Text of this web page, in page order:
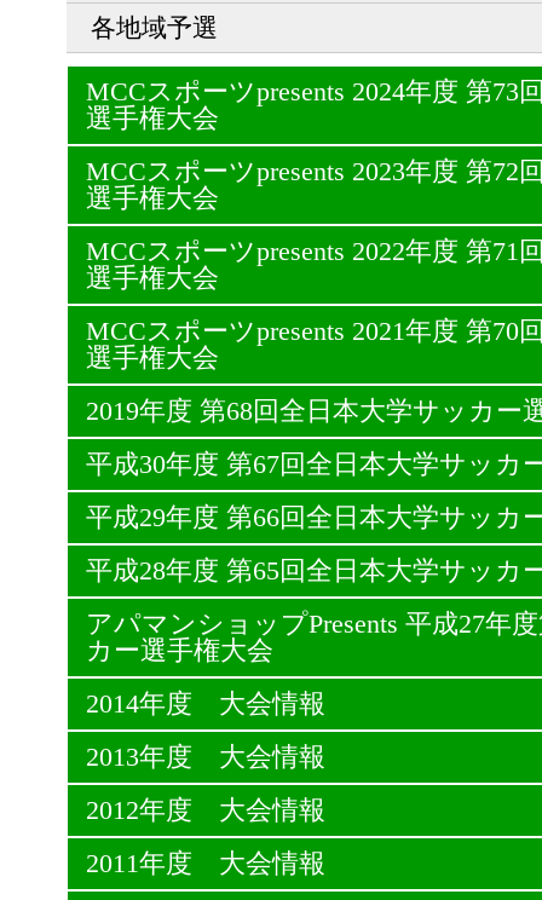
各地域予選
MCCスポーツpresents 2024年度 第73
選手権大会
MCCスポーツpresents 2023年度 第72
選手権大会
MCCスポーツpresents 2022年度 第71
選手権大会
MCCスポーツpresents 2021年度 第70
選手権大会
2019年度 第68回全日本大学サッカー
平成30年度 第67回全日本大学サッカ
平成29年度 第66回全日本大学サッカ
平成28年度 第65回全日本大学サッカ
アパマンショップPresents 平成27年
カー選手権大会
2014年度 大会情報
2013年度 大会情報
2012年度 大会情報
2011年度 大会情報